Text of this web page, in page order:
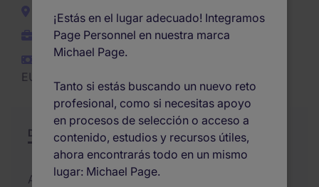
Madrid
Permanente
EUR45.000 -
EUR45.000 por año
Descripción Resumen Otras ofertas
Added 01/07/2026
¡Estás en el lugar adecuado! Integramos
Page Personnel en nuestra marca
Michael Page.
Tanto si estás buscando un nuevo reto
profesional, como si necesitas apoyo
en procesos de selección o acceso a
contenido, estudios y recursos útiles,
ahora encontrarás todo en un mismo
lugar: Michael Page.